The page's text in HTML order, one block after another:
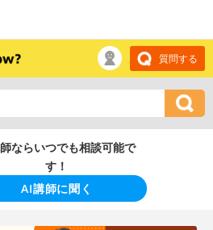
質問する
ならいつでも相談可能で
す！
AI講師に聞く